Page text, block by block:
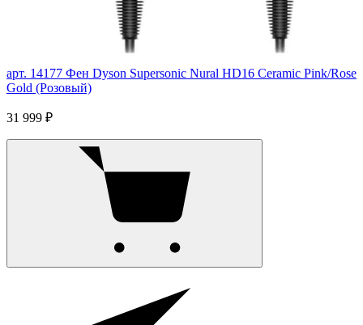
арт. 14177 Фен Dyson Supersonic Nural HD16 Ceramic Pink/Rose
Gold (Розовый)
31 999 ₽